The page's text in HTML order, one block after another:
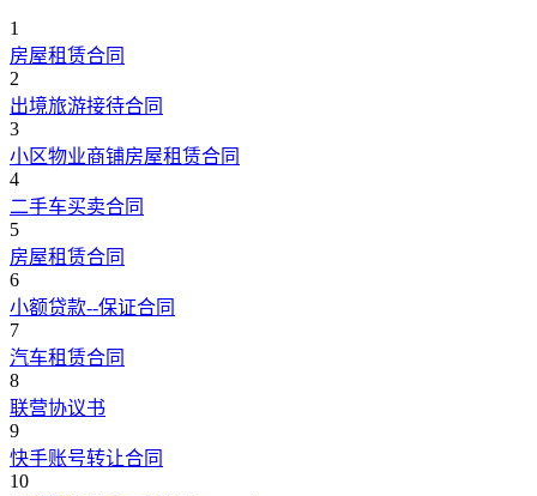
1
房屋租赁合同
2
出境旅游接待合同
3
小区物业商铺房屋租赁合同
4
二手车买卖合同
5
房屋租赁合同
6
小额贷款--保证合同
7
汽车租赁合同
8
联营协议书
9
快手账号转让合同
10